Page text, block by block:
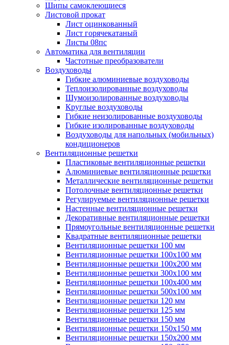
Шипы самоклеющиеся
Листовой прокат
Лист оцинкованный
Лист горячекатаный
Листы 08пс
Автоматика для вентиляции
Частотные преобразователи
Воздуховоды
Гибкие алюминиевые воздуховоды
Теплоизолированные воздуховоды
Шумоизолированные воздуховоды
Круглые воздуховоды
Гибкие неизолированные воздуховоды
Гибкие изолированные воздуховоды
Воздуховоды для напольных (мобильных)
кондиционеров
Вентиляционные решетки
Пластиковые вентиляционные решетки
Алюминиевые вентиляционные решетки
Металлические вентиляционные решетки
Потолочные вентиляционные решетки
Регулируемые вентиляционные решетки
Настенные вентиляционные решетки
Декоративные вентиляционные решетки
Прямоугольные вентиляционные решетки
Квадратные вентиляционные решетки
Вентиляционные решетки 100 мм
Вентиляционные решетки 100х100 мм
Вентиляционные решетки 100х200 мм
Вентиляционные решетки 300х100 мм
Вентиляционные решетки 100х400 мм
Вентиляционные решетки 500х100 мм
Вентиляционные решетки 120 мм
Вентиляционные решетки 125 мм
Вентиляционные решетки 150 мм
Вентиляционные решетки 150х150 мм
Вентиляционные решетки 150х200 мм